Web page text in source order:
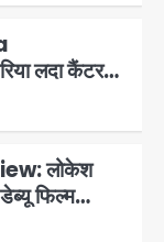
लदा कैंटर
किराना दुकान
लोकेश
फिल्म
स्क्रीनप्ले
अधूरी रह गई,